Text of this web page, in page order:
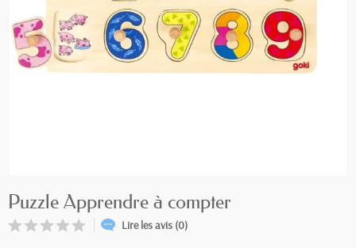
Puzzle Apprendre à compter
Lire les avis (0)